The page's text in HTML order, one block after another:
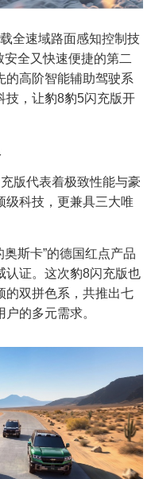
全速域路面感知控制技
全又快速便捷的第二
的高阶智能辅助驾驶系
技，让豹8豹5闪充版开
版代表着极致性能与豪
级科技，更兼具三大唯
斯卡”的德国红点产品
认证。这次豹8闪充版也
的双拼色系，共推出七
的多元需求。